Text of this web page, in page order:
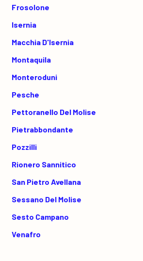
Frosolone
Isernia
Macchia D'Isernia
Montaquila
Monteroduni
Pesche
Pettoranello Del Molise
Pietrabbondante
Pozzilli
Rionero Sannitico
San Pietro Avellana
Sessano Del Molise
Sesto Campano
Venafro